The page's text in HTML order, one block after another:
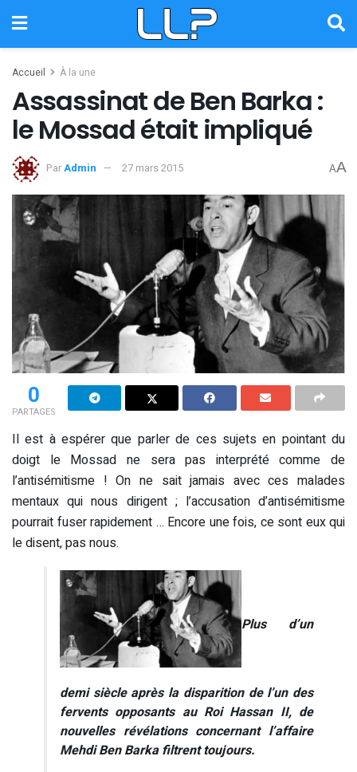
Accueil À la une
Assassinat de Ben Barka :
le Mossad était impliqué
ParAdmin 27 mars 2015 AA
0
PARTAGES
Il est à espérer que parler de ces sujets en pointant du
doigt le Mossad ne sera pas interprété comme de
l’antisémitisme ! On ne sait jamais avec ces malades
mentaux qui nous dirigent ; l’accusation d’antisémitisme
pourrait fuser rapidement … Encore une fois, ce sont eux qui
le disent, pas nous.
Plus d’un
demi siècle après la disparition de l’un des
fervents opposants au Roi Hassan II, de
nouvelles révélations concernant l’affaire
Mehdi Ben Barka filtrent toujours.